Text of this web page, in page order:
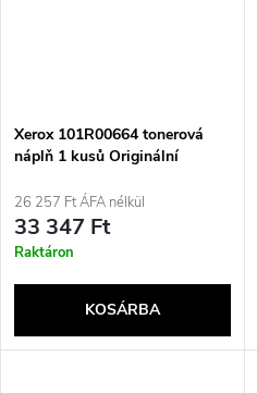
Xerox 101R00664 tonerová
náplň 1 kusů Originální
26 257 Ft ÁFA nélkül
33 347 Ft
Raktáron
KOSÁRBA